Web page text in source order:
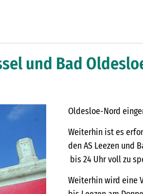
und Bad
Oldesloe-Nord
Weiterhin ist es
den AS Leezen und
bis 24 Uhr voll zu
Weiterhin wird eine